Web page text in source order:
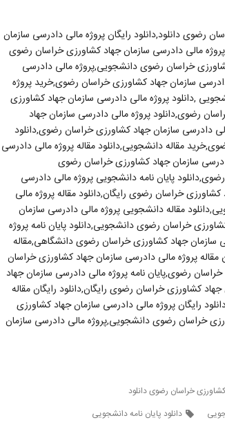
رضوی دانلود,دانلود رایگان پروژه مالی دادرسی سازمان
مالی دادرسی سازمان جهاد کشاورزی خراسان رضوی
خراسان رضوی دانشجویی,پروژه مالی دادرسی
سازمان جهاد کشاورزی خراسان رضوی,خرید پروژه
,دانلود پروژه مالی دادرسی سازمان جهاد کشاورزی
رضوی,دانلود پروژه مالی دادرسی سازمان جهاد
دادرسی سازمان جهاد کشاورزی خراسان رضوی,دانلود
مقاله دانشجویی,دانلود مقاله پروژه مالی دادرسی
سازمان جهاد کشاورزی خراسان رضوی
پایان نامه دانشجویی پروژه مالی دادرسی
خراسان رضوی رایگان,دانلود مقاله پروژه مالی
مقاله دانشجویی پروژه مالی دادرسی سازمان
خراسان رضوی دانشجویی,دانلود پایان نامه پروژه
جهاد کشاورزی خراسان رضوی دانشگاهی,مقاله
پروژه مالی دادرسی سازمان جهاد کشاورزی خراسان
رضوی,پایان نامه پروژه مالی دادرسی سازمان جهاد
کشاورزی خراسان رضوی رایگان,دانلود رایگان مقاله
رایگان پروژه مالی دادرسی سازمان جهاد کشاورزی
خراسان رضوی دانشجویی,پروژه مالی دادرسی سازمان
خراسان رضوی دانلود
دانلود پایان نامه دانشجویی